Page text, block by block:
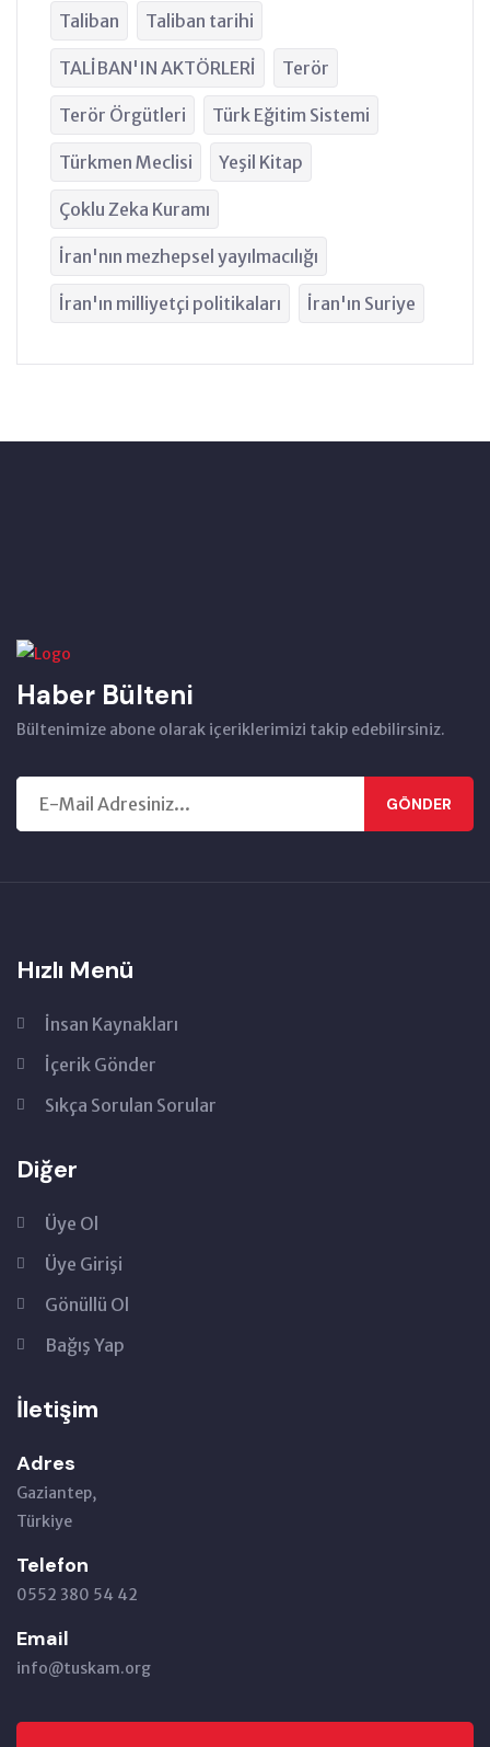
Taliban Taliban tarihi
TALİBAN'IN AKTÖRLERİ Terör
Terör Örgütleri Türk Eğitim Sistemi
Türkmen Meclisi Yeşil Kitap
Çoklu Zeka Kuramı
İran'nın mezhepsel yayılmacılığı
İran'ın milliyetçi politikaları İran'ın Suriye
Haber Bülteni
Bültenimize abone olarak içeriklerimizi takip edebilirsiniz.
GÖNDER
Hızlı Menü
İnsan Kaynakları
İçerik Gönder
Sıkça Sorulan Sorular
Diğer
Üye Ol
Üye Girişi
Gönüllü Ol
Bağış Yap
İletişim
Adres
Gaziantep,
Türkiye
Telefon
0552 380 54 42
Email
info@tuskam.org